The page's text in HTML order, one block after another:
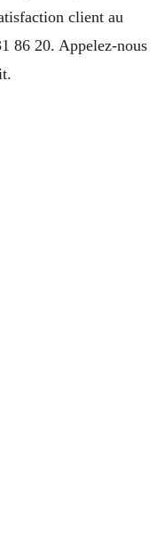
client au
86 20. Appelez-nous